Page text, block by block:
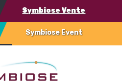
Symbiose Vente
Symbiose Event